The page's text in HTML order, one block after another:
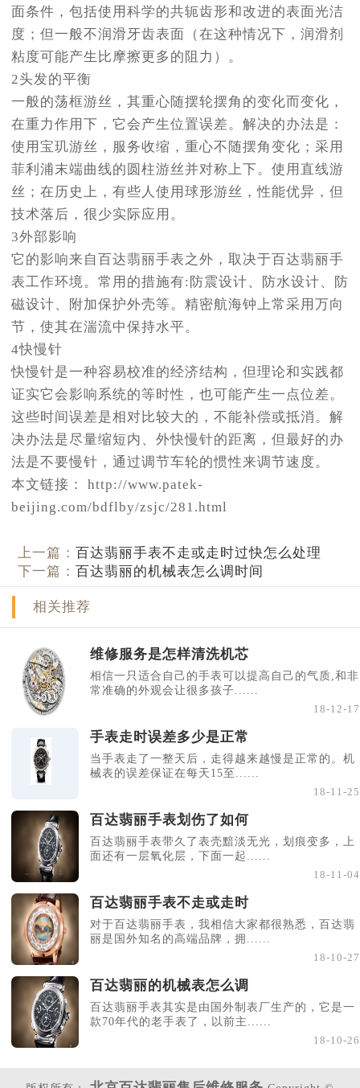
面条件，包括使用科学的共轭齿形和改进的表面光洁
度；但一般不润滑牙齿表面（在这种情况下，润滑剂
粘度可能产生比摩擦更多的阻力）。
2头发的平衡
一般的荡框游丝，其重心随摆轮摆角的变化而变化，
在重力作用下，它会产生位置误差。解决的办法是：
使用宝玑游丝，服务收缩，重心不随摆角变化；采用
菲利浦末端曲线的圆柱游丝并对称上下。使用直线游
丝；在历史上，有些人使用球形游丝，性能优异，但
技术落后，很少实际应用。
3外部影响
它的影响来自百达翡丽手表之外，取决于百达翡丽手
表工作环境。常用的措施有:防震设计、防水设计、防
磁设计、附加保护外壳等。精密航海钟上常采用万向
节，使其在湍流中保持水平。
4快慢针
快慢针是一种容易校准的经济结构，但理论和实践都
证实它会影响系统的等时性，也可能产生一点位差。
这些时间误差是相对比较大的，不能补偿或抵消。解
决办法是尽量缩短内、外快慢针的距离，但最好的办
法是不要慢针，通过调节车轮的惯性来调节速度。
本文链接： http://www.patek-
beijing.com/bdflby/zsjc/281.html
上一篇： 百达翡丽手表不走或走时过快怎么处理
下一篇： 百达翡丽的机械表怎么调时间
相关推荐
维修服务是怎样清洗机芯
相信一只适合自己的手表可以提高自己的气质,和非
常准确的外观会让很多孩子......
18-12-17
手表走时误差多少是正常
当手表走了一整天后，走得越来越慢是正常的。机
械表的误差保证在每天15至......
18-11-25
百达翡丽手表划伤了如何
百达翡丽手表带久了表壳黯淡无光，划痕变多，上
面还有一层氧化层，下面一起......
18-11-04
百达翡丽手表不走或走时
对于百达翡丽手表，我相信大家都很熟悉，百达翡
丽是国外知名的高端品牌，拥......
18-10-27
百达翡丽的机械表怎么调
百达翡丽手表其实是由国外制表厂生产的，它是一
款70年代的老手表了，以前主......
18-10-26